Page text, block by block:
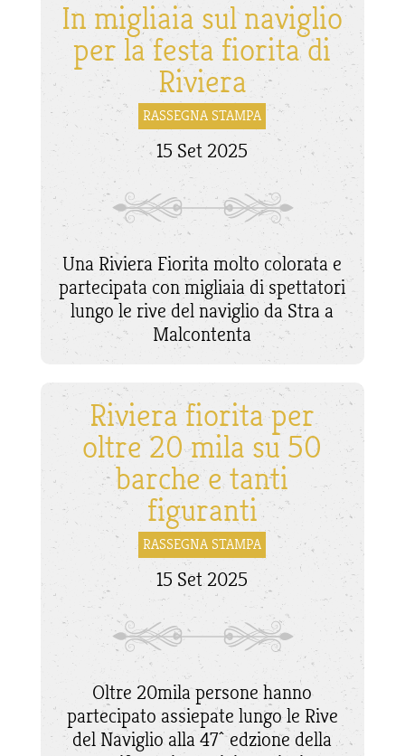
In migliaia sul naviglio
per la festa fiorita di
Riviera
RASSEGNA STAMPA
15 Set 2025
Una Riviera Fiorita molto colorata e
partecipata con migliaia di spettatori
lungo le rive del naviglio da Stra a
Malcontenta
Riviera fiorita per
oltre 20 mila su 50
barche e tanti
figuranti
RASSEGNA STAMPA
15 Set 2025
Oltre 20mila persone hanno
partecipato assiepate lungo le Rive
del Naviglio alla 47^ edzione della